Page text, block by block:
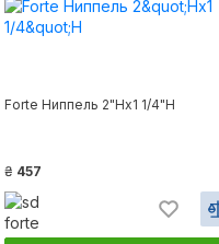
Forte Ниппель 2"Нх1 1/4"Н
₴ 457